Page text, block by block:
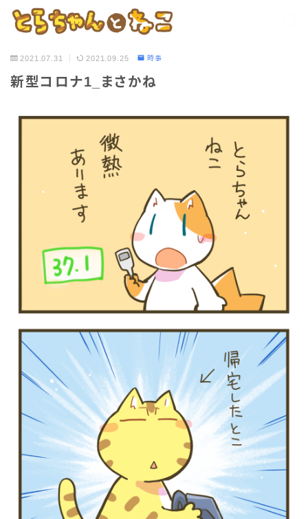
2021.07.31 2021.09.25 時事
新型コロナ1_まさかね